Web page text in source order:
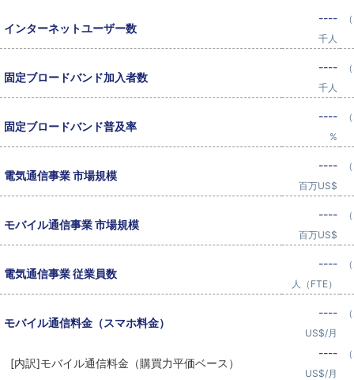
インターネットユーザー数
----
千人
固定ブロードバンド加入者数
----
千人
固定ブロードバンド普及率
----
%
電気通信事業 市場規模
----
百万US$
モバイル通信事業 市場規模
----
百万US$
電気通信事業 従業員数
----
人（FTE）
モバイル通信料金（スマホ料金）
----
US$/月
[内訳]モバイル通信料金（購買力平価ベース）
----
US$/月